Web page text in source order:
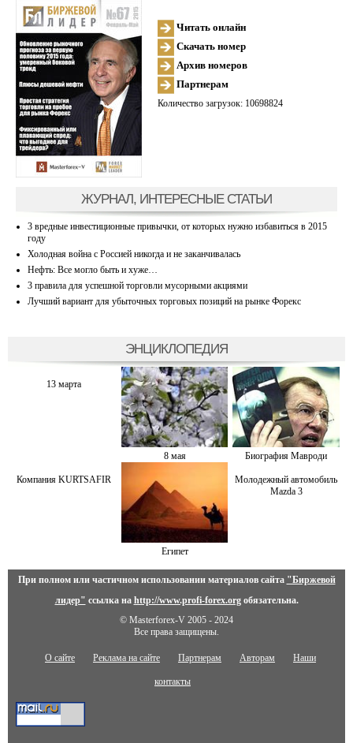
Читать онлайн
Скачать номер
Архив номеров
Партнерам
Количество загрузок: 10698824
ЖУРНАЛ, ИНТЕРЕСНЫЕ СТАТЬИ
3 вредные инвестиционные привычки, от которых нужно избавиться в 2015
году
Холодная война с Россией никогда и не заканчивалась
Нефть: Все могло быть и хуже…
3 правила для успешной торговли мусорными акциями
Лучший вариант для убыточных торговых позиций на рынке Форекс
ЭНЦИКЛОПЕДИЯ
13 марта
8 мая Биография Мавроди
Компания KURTSAFIR
Египет
Молодежный автомобиль
Mazda 3
При полном или частичном использовании материалов сайта "Биржевой
лидер" ссылка на http://www.profi-forex.orgобязательна.
© Masterforex-V 2005 - 2024
Все права защищены.
О сайте Реклама на сайте Партнерам Авторам Наши
контакты